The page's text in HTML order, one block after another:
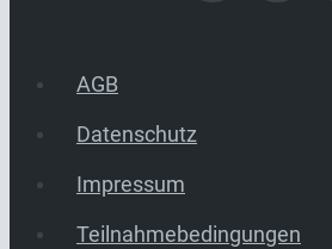
AGB
Datenschutz
Impressum
Teilnahmebedingungen